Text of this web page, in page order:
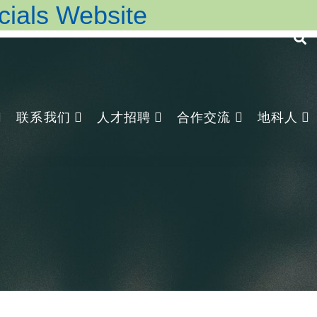
Website
联系我们 人才招聘 合作交流 地科人